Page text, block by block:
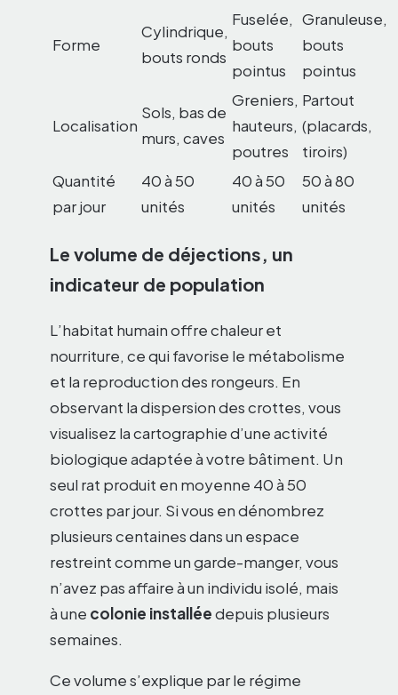
Forme
Cylindrique,
bouts ronds
Fuselée,
bouts
pointus
Granuleuse,
bouts
pointus
Localisation
Sols, bas de
murs, caves
Greniers,
hauteurs,
poutres
Partout
(placards,
tiroirs)
Quantité
par jour
40 à 50
unités
40 à 50
unités
50 à 80
unités
Le volume de déjections, un
indicateur de population
L’habitat humain offre chaleur et
nourriture, ce qui favorise le métabolisme
et la reproduction des rongeurs. En
observant la dispersion des crottes, vous
visualisez la cartographie d’une activité
biologique adaptée à votre bâtiment. Un
seul rat produit en moyenne 40 à 50
crottes par jour. Si vous en dénombrez
plusieurs centaines dans un espace
restreint comme un garde-manger, vous
n’avez pas affaire à un individu isolé, mais
à une colonie installéedepuis plusieurs
semaines.
Ce volume s’explique par le régime